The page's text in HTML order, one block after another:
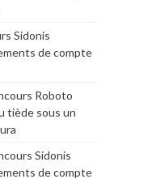
Sidonis
de compte
Roboto
tiède sous un
Sidonis
de compte